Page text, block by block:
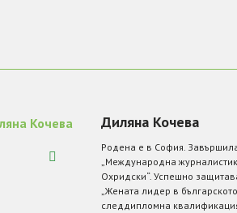
Диляна Кочева
Родена е в София.
„Международна
Охридски“. Успешно
„Жената лидер в
следдипломна